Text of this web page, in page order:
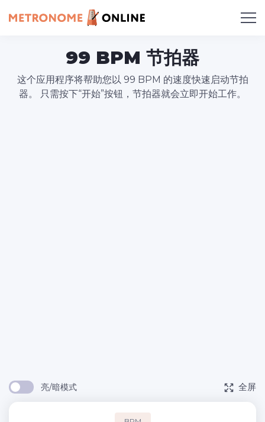
99 BPM 节拍器
这个应用程序将帮助您以 99 BPM 的速度快速启动节拍
器。 只需按下“开始”按钮，节拍器就会立即开始工作。
亮/暗模式 全屏